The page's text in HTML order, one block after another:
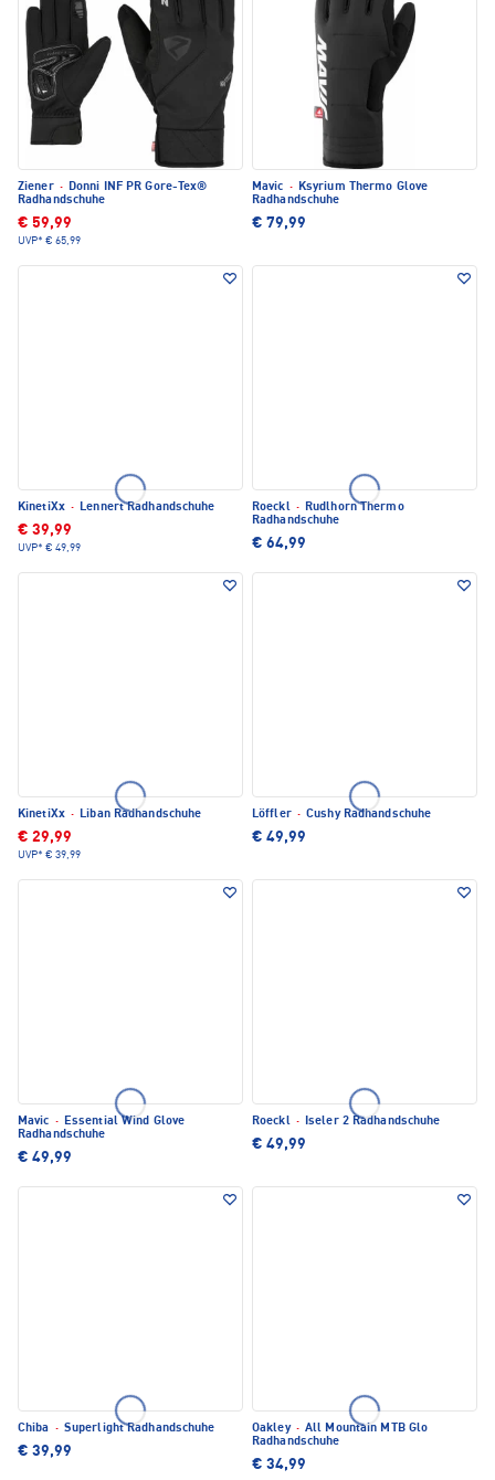
Ziener · Donni INF PR Gore-Tex®
Radhandschuhe
€ 59,99
UVP* € 65,99
Mavic · Ksyrium Thermo Glove
Radhandschuhe
€ 79,99
KinetiXx · Lennert Radhandschuhe
€ 39,99
UVP* € 49,99
Roeckl · Rudlhorn Thermo
Radhandschuhe
€ 64,99
KinetiXx · Liban Radhandschuhe
€ 29,99
UVP* € 39,99
Löffler · Cushy Radhandschuhe
€ 49,99
Mavic · Essential Wind Glove
Radhandschuhe
€ 49,99
Roeckl · Iseler 2 Radhandschuhe
€ 49,99
Chiba · Superlight Radhandschuhe
€ 39,99
Oakley · All Mountain MTB Glo
Radhandschuhe
€ 34,99